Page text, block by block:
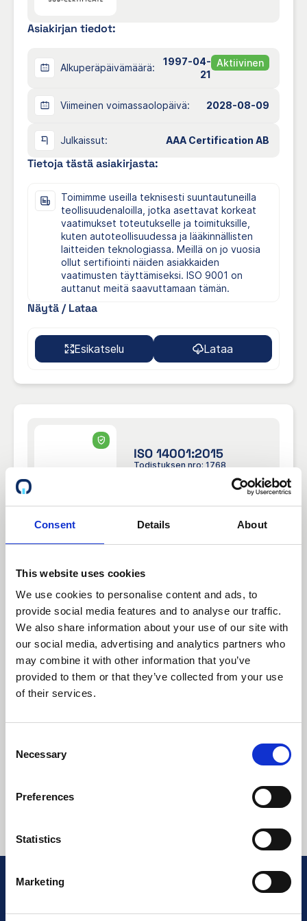
Consent Details About
This website uses cookies
We use cookies to personalise content and ads, to
provide social media features and to analyse our traffic.
We also share information about your use of our site with
our social media, advertising and analytics partners who
may combine it with other information that you’ve
provided to them or that they’ve collected from your use
of their services.
Selection
Necessary
Preferences
Statistics
Marketing
Yrityksen kuvaus:
Cliff Models on loistava tiimi ammattitaitoisia
henkiin. Anna meidän hyödyntää kehittyneitä
innovatiivisten luomustesi toteuttamiseksi.
projektin ja tukemaan sinua kehitysprosessin aikana.
Prototyypistä tuotantoon – se on meidän ydin ja
liiketoimintamme!
Palvelemme teollisuuden ja tekniikan asiakkaita
vuodesta 2000 lähtien.
Asiakirjan tiedot:
Alkuperäpäivämäärä:
1997-04-
21
Aktiivinen
Viimeinen voimassaolopäivä: 2028-08-09
Julkaissut: AAA Certification AB
Tietoja tästä asiakirjasta:
Toimimme useilla teknisesti suuntautuneilla
teollisuudenaloilla, jotka asettavat korkeat
vaatimukset toteutukselle ja toimituksille,
kuten autoteollisuudessa ja lääkinnällisten
laitteiden teknologiassa. Meillä on jo vuosia
ollut sertifiointi näiden asiakkaiden
vaatimusten täyttämiseksi. ISO 9001 on
auttanut meitä saavuttamaan tämän.
Näytä / Lataa
Esikatselu Lataa
ISO 14001:2015
Todistuksen nro: 1768
Asiakirjan tiedot:
Alkuperäpäivämäärä:
Julkaissut: AAA Certification AB
Tietoja tästä asiakirjasta:
Ympäristöpyrkimyksiämme vahvistetaan ISO
14001 -standardin avulla, kun materiaaleja ja
koneita hallitaan tehokkaasti. Prototyyppien
käsitellään logistisesti järkevällä tavalla
Näytä / Lataa